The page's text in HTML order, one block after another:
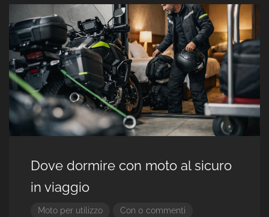
Dove dormire con moto al sicuro
in viaggio
Moto per utilizzo Con 0 commenti